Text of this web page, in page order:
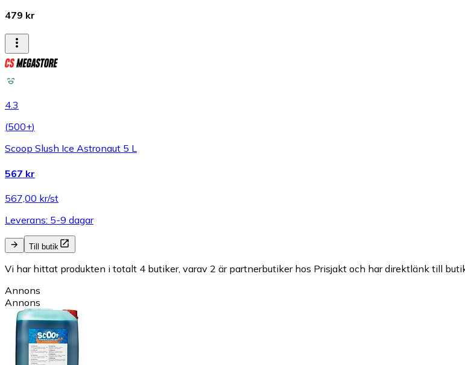
479 kr
4.3
(500+)
Scoop Slush Ice Astronaut 5 L
567 kr
567,00 kr/st
Leverans: 5-9 dagar
Till butik
Vi har hittat produkten i totalt 4 butiker, varav 2 är partnerbutiker hos Prisjakt och har direktlänk till
Annons
Annons